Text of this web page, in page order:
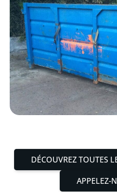
DÉCOUVREZ TOUTES
APPELEZ-